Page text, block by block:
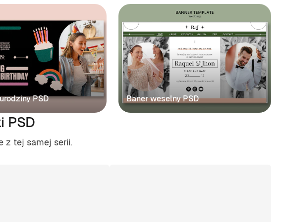
PSD Baner weselny PSD
PSD
z tej samej serii.